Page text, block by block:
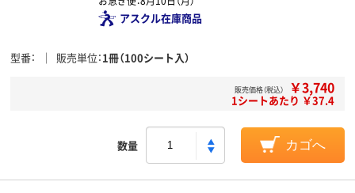
アスクル在庫商品
型番 販売単位 1冊（100シート入）
販売価格（税込） ￥3,740
1シートあたり ￥37.4
数量 カゴへ